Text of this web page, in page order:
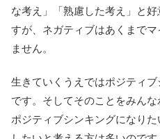
な考え」「熟慮した考え」と
すが、ネガティブはあくまで
ません。
生きていくうえではポジティ
です。そしてそのことをみんな
ポジティブシンキングになり